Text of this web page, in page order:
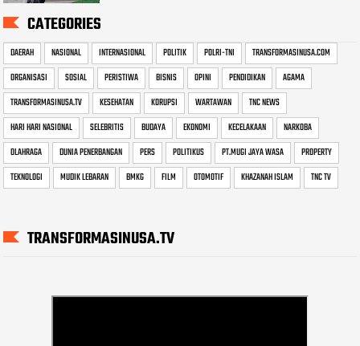
CATEGORIES
DAERAH NASIONAL INTERNASIONAL POLITIK POLRI-TNI
TRANSFORMASINUSA.COM
ORGANISASI
SOSIAL PERISTIWA BISNIS OPINI PENDIDIKAN
AGAMA
TRANSFORMASINUSA.TV
KESEHATAN KORUPSI WARTAWAN
TNC NEWS
HARI HARI NASIONAL
SELEBRITIS BUDAYA EKONOMI KECELAKAAN
NARKOBA
OLAHRAGA
DUNIA PENERBANGAN PERS POLITIKUS PT.MUGI JAYA WASA
PROPERTY
TEKNOLOGI
MUDIK LEBARAN BMKG FILM OTOMOTIF KHAZANAH ISLAM TNC TV
TRANSFORMASINUSA.TV